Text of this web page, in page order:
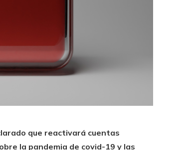
que reactivará cuentas
la pandemia de covid-19 y las